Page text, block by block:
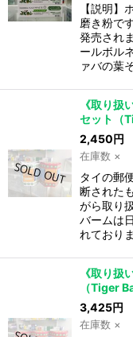
【説明】
磨き粉で
発売され
ールボル
ァバの葉
《取り扱
セット（
2,450円
在庫数 ×
タイの郵
断された
がら取り
バームは
れており
《取り扱
（Tiger
3,425円
在庫数 ×